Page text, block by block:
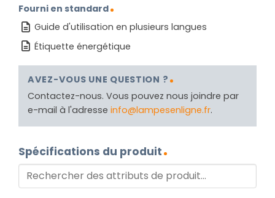
Fourni en standard
Guide d'utilisation en plusieurs langues
Étiquette énergétique
AVEZ-VOUS UNE QUESTION ?
Contactez-nous. Vous pouvez nous joindre par
e-mail à l'adresse info@lampesenligne.fr.
Spécifications du produit